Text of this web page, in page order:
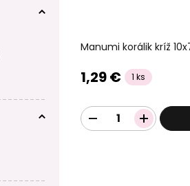
Manumi korálik kríž
1,29 € 1 ks